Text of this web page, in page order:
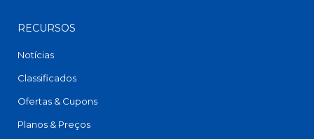
RECURSOS
Notícias
Classificados
Ofertas & Cupons
Planos & Preços